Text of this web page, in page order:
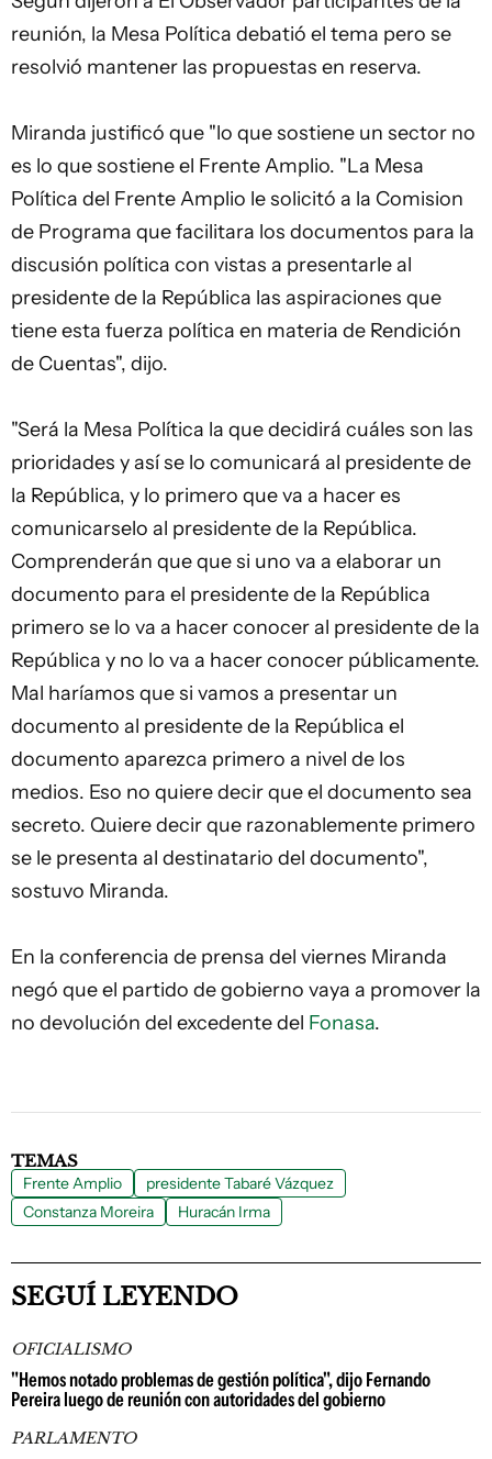
reunión, la Mesa Política debatió el tema pero se
resolvió mantener las propuestas en reserva.
Miranda justificó que "lo que sostiene un sector no
es lo que sostiene el Frente Amplio. "La Mesa
Política del Frente Amplio le solicitó a la Comision
de Programa que facilitara los documentos para la
discusión política con vistas a presentarle al
presidente de la República las aspiraciones que
tiene esta fuerza política en materia de Rendición
de Cuentas", dijo.
"Será la Mesa Política la que decidirá cuáles son las
prioridades y así se lo comunicará al presidente de
la República, y lo primero que va a hacer es
comunicarselo al presidente de la República.
Comprenderán que que si uno va a elaborar un
documento para el presidente de la República
primero se lo va a hacer conocer al presidente de la
República y no lo va a hacer conocer públicamente.
Mal haríamos que si vamos a presentar un
documento al presidente de la República el
documento aparezca primero a nivel de los
medios. Eso no quiere decir que el documento sea
secreto. Quiere decir que razonablemente primero
se le presenta al destinatario del documento",
sostuvo Miranda.
En la conferencia de prensa del viernes Miranda
negó que el partido de gobierno vaya a promover la
no devolución del excedente del Fonasa.
TEMAS
Frente Amplio
presidente Tabaré Vázquez
Constanza Moreira
Huracán Irma
SEGUÍ LEYENDO
OFICIALISMO
"Hemos notado problemas de gestión política", dijo Fernando
Pereira luego de reunión con autoridades del gobierno
PARLAMENTO